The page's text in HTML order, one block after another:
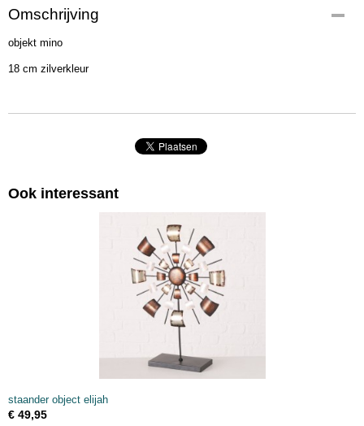
Productcode
2111700
EAN code
Omschrijving
objekt mino
18 cm zilverkleur
Ook interessant
staander object elijah
€ 49,95